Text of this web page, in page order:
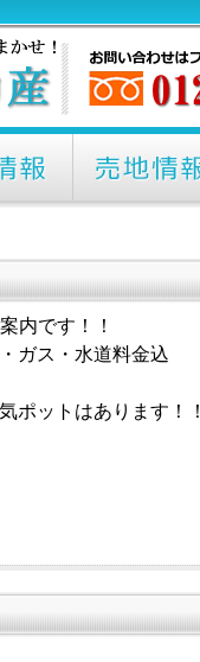
内です！！
ガス・水道料金込
ポットはあります！！